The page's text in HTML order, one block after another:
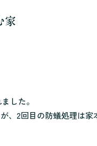
家
した。
、2回目の防蟻処理は家